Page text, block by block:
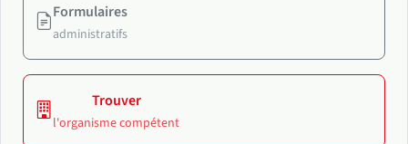
Formulaires
administratifs
Trouver
l'organisme compétent